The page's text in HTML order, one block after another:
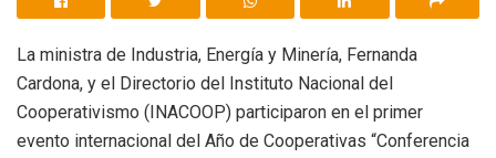
La ministra de Industria, Energía y Minería, Fernanda
Cardona, y el Directorio del Instituto Nacional del
Cooperativismo (INACOOP) participaron en el primer
evento internacional del Año de Cooperativas “Conferencia